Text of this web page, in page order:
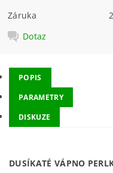
Záruka
Dotaz
POPIS
PARAMETRY
DISKUZE
DUSÍKATÉ VÁPNO